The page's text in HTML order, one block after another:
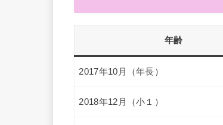
年齢
2017年10月（年長）
2018年12月（小１）